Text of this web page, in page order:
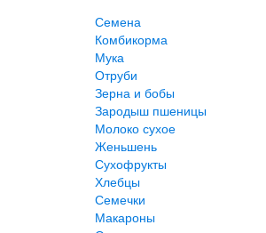
Семена
Комбикорма
Мука
Отруби
Зерна и бобы
Зародыш пшеницы
Молоко сухое
Женьшень
Сухофрукты
Хлебцы
Семечки
Макароны